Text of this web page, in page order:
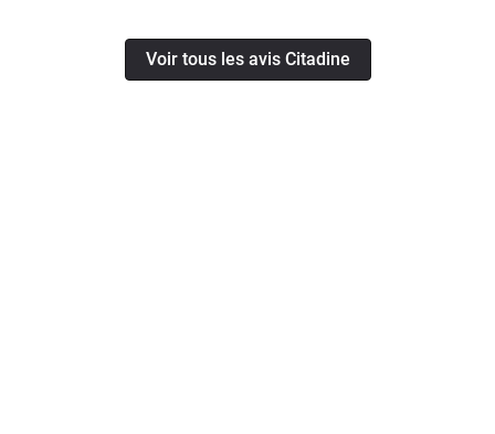
Voir tous les avis Citadine